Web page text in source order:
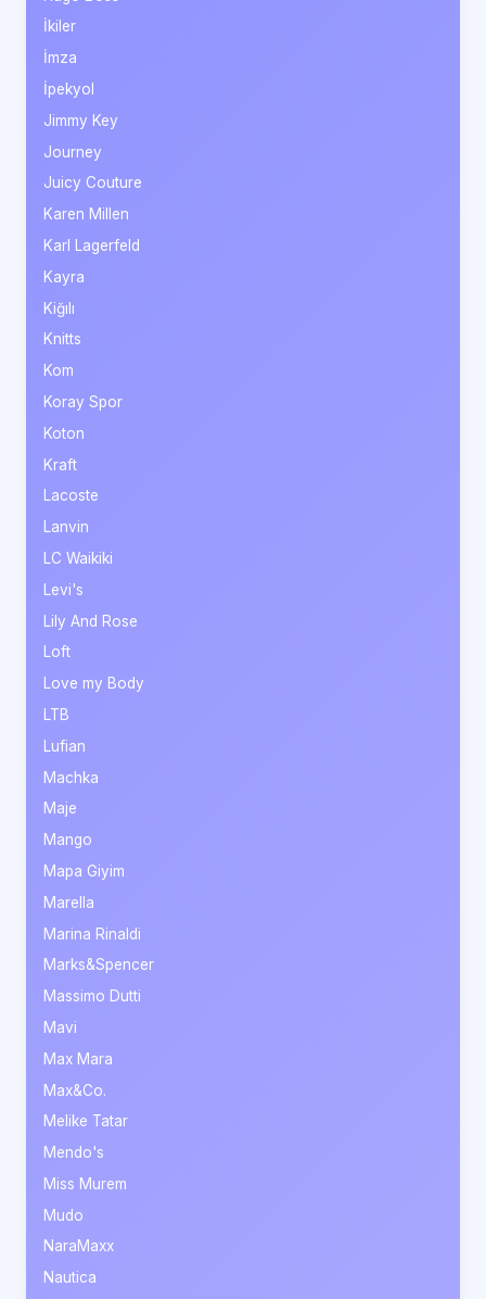
İkiler
İmza
İpekyol
Jimmy Key
Journey
Juicy Couture
Karen Millen
Karl Lagerfeld
Kayra
Kiğılı
Knitts
Kom
Koray Spor
Koton
Kraft
Lacoste
Lanvin
LC Waikiki
Levi's
Lily And Rose
Loft
Love my Body
LTB
Lufian
Machka
Maje
Mango
Mapa Giyim
Marella
Marina Rinaldi
Marks&Spencer
Massimo Dutti
Mavi
Max Mara
Max&Co.
Melike Tatar
Mendo's
Miss Murem
Mudo
NaraMaxx
Nautica